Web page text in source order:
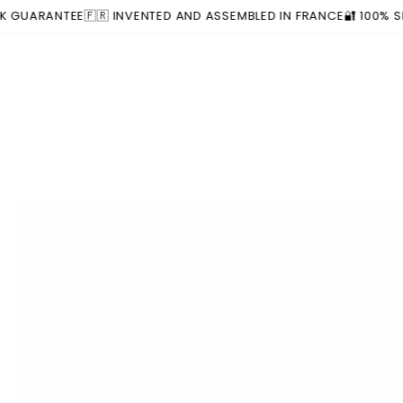
SKIP TO
CONTENT
🇫🇷 INVENTED AND ASSEMBLED IN FRANCE🔐 100%
Similar products